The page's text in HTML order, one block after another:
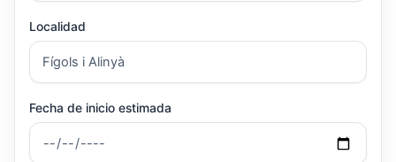
Localidad
Fecha de inicio estimada